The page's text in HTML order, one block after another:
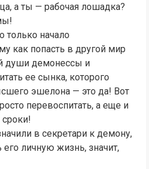
а ты — рабочая лошадка?
только начало
как попасть в другой мир
души демонессы и
ее сынка, которого
эшелона — это да! Вот
перевоспитать, а еще и
в секретари к демону,
его личную жизнь, значит,